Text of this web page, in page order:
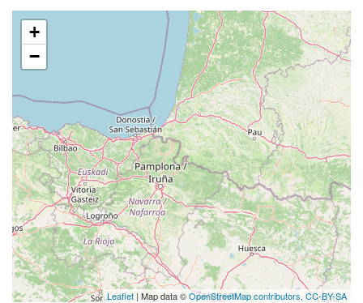
+
−
Leaflet | Map data ©OpenStreetMap contributors, CC-BY-SA